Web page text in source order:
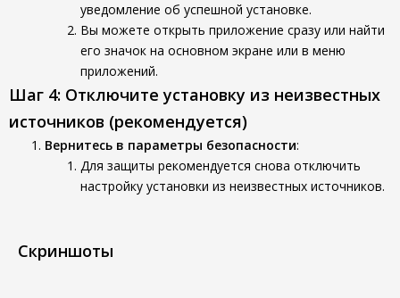
уведомление об успешной установке.
Вы можете открыть приложение сразу или найти
его значок на основном экране или в меню
приложений.
Шаг 4: Отключите установку из неизвестных
источников (рекомендуется)
Вернитесь в параметры безопасности:
Для защиты рекомендуется снова отключить
настройку установки из неизвестных источников.
Скриншоты